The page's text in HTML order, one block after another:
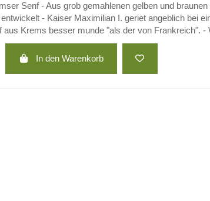
Senf - Aus grob gemahlenen gelben und
- Kaiser Maximilian I. geriet angeblich bei
aus Krems besser munde "als der von Frankreich". -
In den Warenkorb